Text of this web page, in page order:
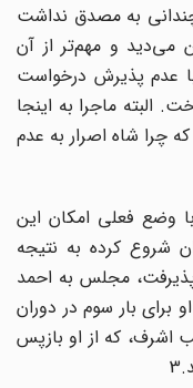
به مصدق نداشت
و مهم‌تر از آن
پذیرش درخواست
البته ماجرا به اینجا
شاه اصرار به عدم
فعلی امکان این
شروع کرده به نتیجه
مجلس به احمد
بار سوم در دوران
که از او بازپس